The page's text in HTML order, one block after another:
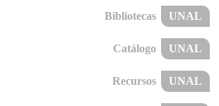
Bibliotecas UNAL
Catálogo UNAL
Recursos UNAL